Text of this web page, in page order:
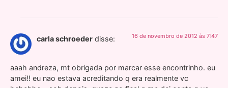
carla schroeder disse: 16 de novembro de 2012 às 7:47
aaah andreza, mt obrigada por marcar esse encontrinho. eu
amei!! eu nao estava acreditando q era realmente vc